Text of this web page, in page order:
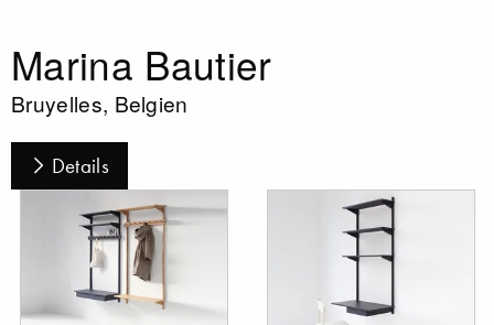
Marina Bautier
Bruyelles, Belgien
Details